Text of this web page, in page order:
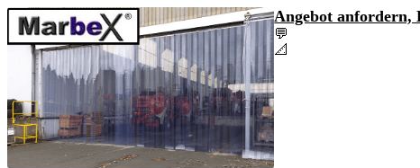
Angebot anfordern,
💬
📐